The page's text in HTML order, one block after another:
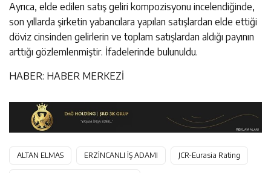
Ayrıca, elde edilen satış geliri kompozisyonu incelendiğinde,
son yıllarda şirketin yabancılara yapılan satışlardan elde ettiği
döviz cinsinden gelirlerin ve toplam satışlardan aldığı payının
arttığı gözlemlenmiştir. İfadelerinde bulunuldu.
HABER: HABER MERKEZİ
ALTAN ELMAS ERZİNCANLI İŞ ADAMI JCR-Eurasia Rating